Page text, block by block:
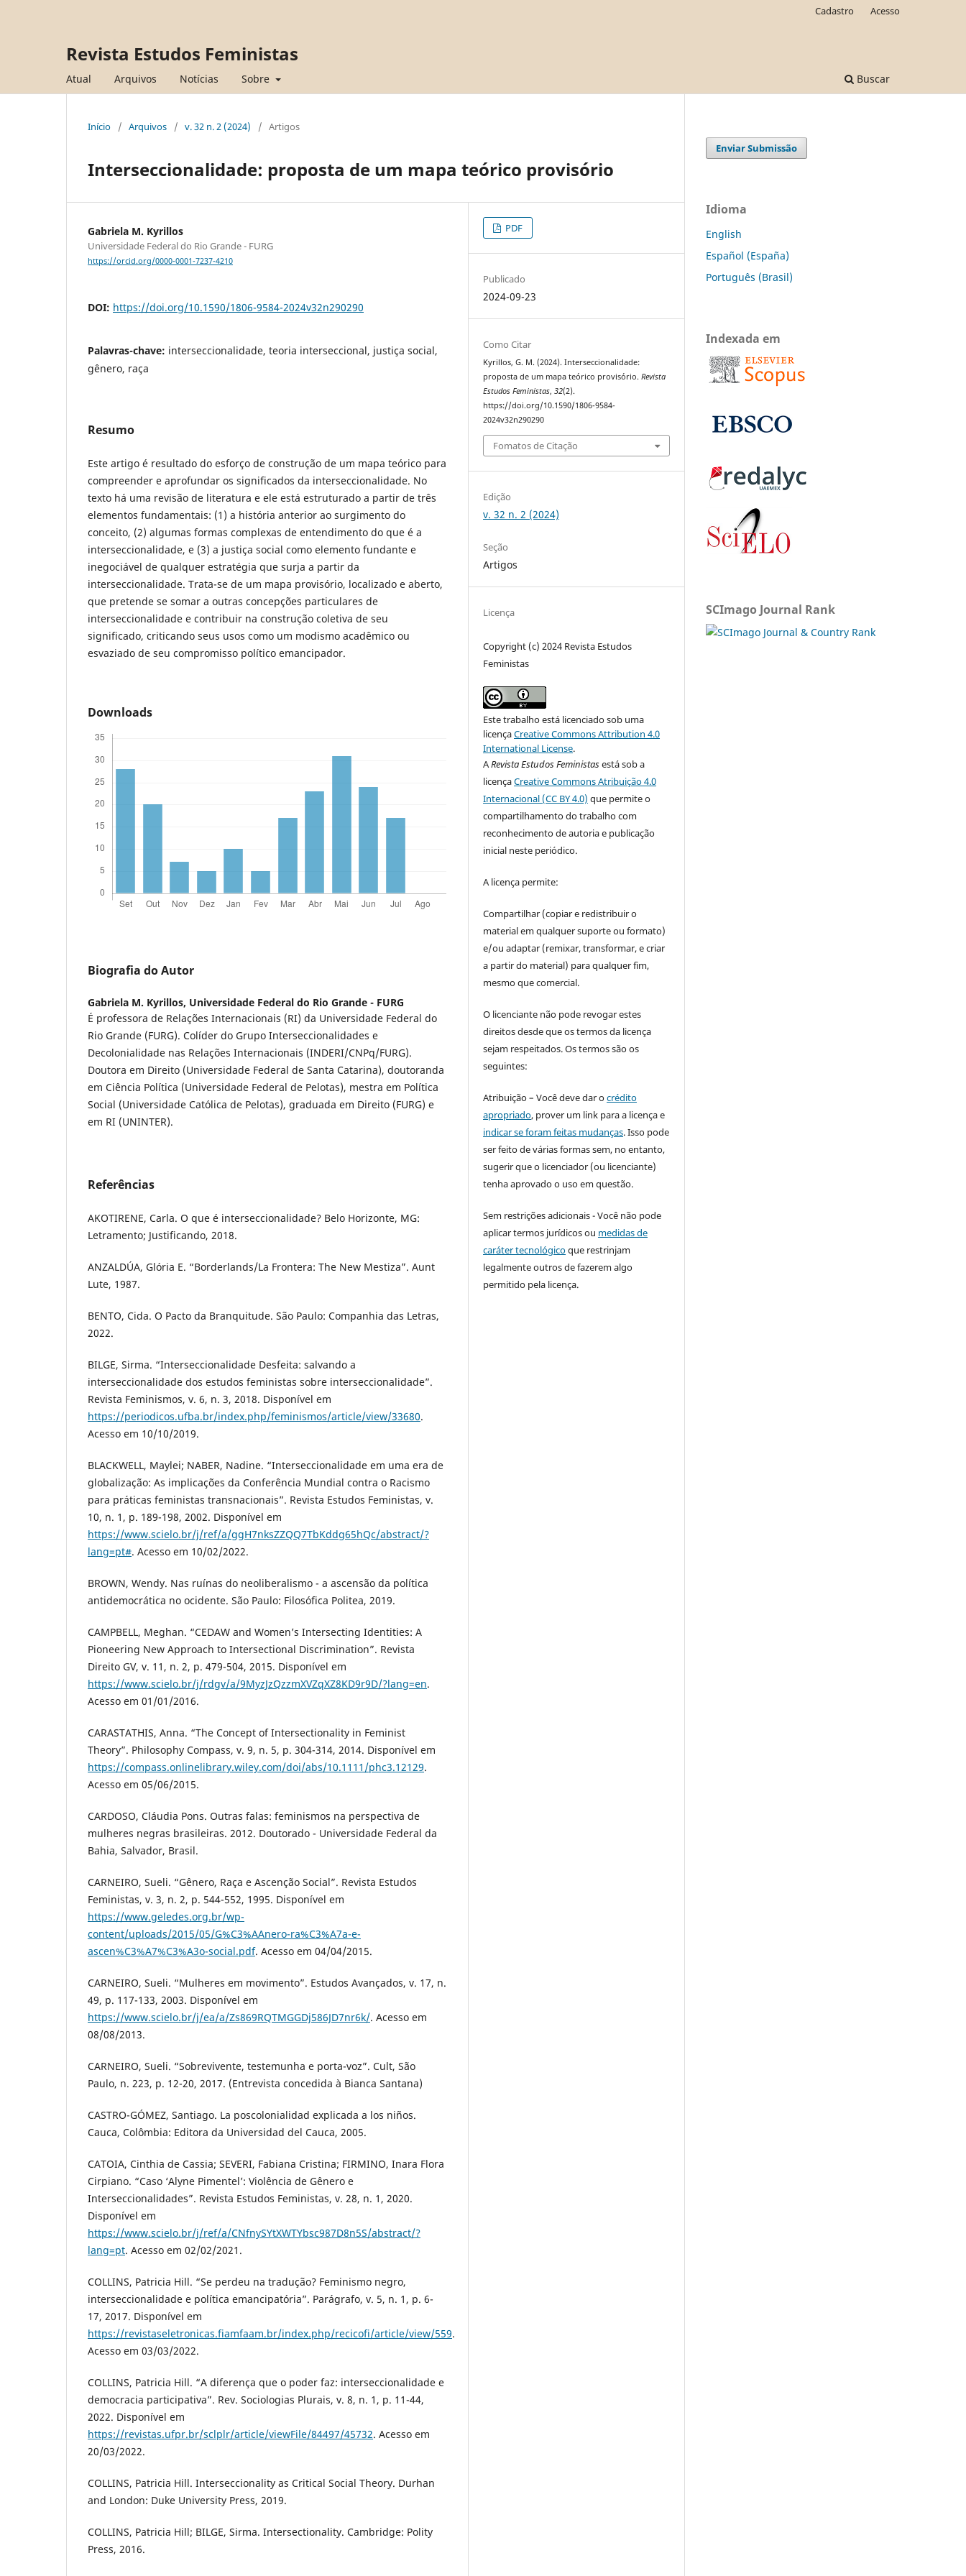
Revista Estudos Feministas
Atual Arquivos Notícias Sobre Buscar
Cadastro Acesso
Início / Arquivos / v. 32 n. 2 (2024) / Artigos
Interseccionalidade: proposta de um mapa teórico provisório
Gabriela M. Kyrillos
Universidade Federal do Rio Grande - FURG
https://orcid.org/0000-0001-7237-4210
DOI: https://doi.org/10.1590/1806-9584-2024v32n290290
Palavras-chave: interseccionalidade, teoria interseccional, justiça social,
gênero, raça
Resumo
Este artigo é resultado do esforço de construção de um mapa teórico para
compreender e aprofundar os significados da interseccionalidade. No
texto há uma revisão de literatura e ele está estruturado a partir de três
elementos fundamentais: (1) a história anterior ao surgimento do
conceito, (2) algumas formas complexas de entendimento do que é a
interseccionalidade, e (3) a justiça social como elemento fundante e
inegociável de qualquer estratégia que surja a partir da
interseccionalidade. Trata-se de um mapa provisório, localizado e aberto,
que pretende se somar a outras concepções particulares de
interseccionalidade e contribuir na construção coletiva de seu
significado, criticando seus usos como um modismo acadêmico ou
esvaziado de seu compromisso político emancipador.
Downloads
Biografia do Autor
Gabriela M. Kyrillos, Universidade Federal do Rio Grande - FURG
É professora de Relações Internacionais (RI) da Universidade Federal do
Rio Grande (FURG). Colíder do Grupo Interseccionalidades e
Decolonialidade nas Relações Internacionais (INDERI/CNPq/FURG).
Doutora em Direito (Universidade Federal de Santa Catarina), doutoranda
em Ciência Política (Universidade Federal de Pelotas), mestra em Política
Social (Universidade Católica de Pelotas), graduada em Direito (FURG) e
em RI (UNINTER).
Referências
AKOTIRENE, Carla. O que é interseccionalidade? Belo Horizonte, MG:
Letramento; Justificando, 2018.
ANZALDÚA, Glória E. “Borderlands/La Frontera: The New Mestiza”. Aunt
Lute, 1987.
BENTO, Cida. O Pacto da Branquitude. São Paulo: Companhia das Letras,
2022.
BILGE, Sirma. “Interseccionalidade Desfeita: salvando a
interseccionalidade dos estudos feministas sobre interseccionalidade”.
Revista Feminismos, v. 6, n. 3, 2018. Disponível em
https://periodicos.ufba.br/index.php/feminismos/article/view/33680.
Acesso em 10/10/2019.
BLACKWELL, Maylei; NABER, Nadine. “Interseccionalidade em uma era de
globalização: As implicações da Conferência Mundial contra o Racismo
para práticas feministas transnacionais”. Revista Estudos Feministas, v.
10, n. 1, p. 189-198, 2002. Disponível em
https://www.scielo.br/j/ref/a/ggH7nksZZQQ7TbKddg65hQc/abstract/?
lang=pt#. Acesso em 10/02/2022.
BROWN, Wendy. Nas ruínas do neoliberalismo - a ascensão da política
antidemocrática no ocidente. São Paulo: Filosófica Politea, 2019.
CAMPBELL, Meghan. “CEDAW and Women’s Intersecting Identities: A
Pioneering New Approach to Intersectional Discrimination”. Revista
Direito GV, v. 11, n. 2, p. 479-504, 2015. Disponível em
https://www.scielo.br/j/rdgv/a/9MyzJzQzzmXVZqXZ8KD9r9D/?lang=en.
Acesso em 01/01/2016.
CARASTATHIS, Anna. “The Concept of Intersectionality in Feminist
Theory”. Philosophy Compass, v. 9, n. 5, p. 304-314, 2014. Disponível em
https://compass.onlinelibrary.wiley.com/doi/abs/10.1111/phc3.12129.
Acesso em 05/06/2015.
CARDOSO, Cláudia Pons. Outras falas: feminismos na perspectiva de
mulheres negras brasileiras. 2012. Doutorado - Universidade Federal da
Bahia, Salvador, Brasil.
CARNEIRO, Sueli. “Gênero, Raça e Ascenção Social”. Revista Estudos
Feministas, v. 3, n. 2, p. 544-552, 1995. Disponível em
https://www.geledes.org.br/wp-
content/uploads/2015/05/G%C3%AAnero-ra%C3%A7a-e-
ascen%C3%A7%C3%A3o-social.pdf. Acesso em 04/04/2015.
CARNEIRO, Sueli. “Mulheres em movimento”. Estudos Avançados, v. 17, n.
49, p. 117-133, 2003. Disponível em
https://www.scielo.br/j/ea/a/Zs869RQTMGGDj586JD7nr6k/. Acesso em
08/08/2013.
CARNEIRO, Sueli. “Sobrevivente, testemunha e porta-voz”. Cult, São
Paulo, n. 223, p. 12-20, 2017. (Entrevista concedida à Bianca Santana)
CASTRO-GÓMEZ, Santiago. La poscolonialidad explicada a los niños.
Cauca, Colômbia: Editora da Universidad del Cauca, 2005.
CATOIA, Cinthia de Cassia; SEVERI, Fabiana Cristina; FIRMINO, Inara Flora
Cirpiano. “Caso ‘Alyne Pimentel’: Violência de Gênero e
Interseccionalidades”. Revista Estudos Feministas, v. 28, n. 1, 2020.
Disponível em
https://www.scielo.br/j/ref/a/CNfnySYtXWTYbsc987D8n5S/abstract/?
lang=pt. Acesso em 02/02/2021.
COLLINS, Patricia Hill. “Se perdeu na tradução? Feminismo negro,
interseccionalidade e política emancipatória”. Parágrafo, v. 5, n. 1, p. 6-
17, 2017. Disponível em
https://revistaseletronicas.fiamfaam.br/index.php/recicofi/article/view/559.
Acesso em 03/03/2022.
COLLINS, Patricia Hill. “A diferença que o poder faz: interseccionalidade e
democracia participativa”. Rev. Sociologias Plurais, v. 8, n. 1, p. 11-44,
2022. Disponível em
https://revistas.ufpr.br/sclplr/article/viewFile/84497/45732. Acesso em
20/03/2022.
COLLINS, Patricia Hill. Interseccionality as Critical Social Theory. Durhan
and London: Duke University Press, 2019.
COLLINS, Patricia Hill; BILGE, Sirma. Intersectionality. Cambridge: Polity
Press, 2016.
PDF
Publicado
2024-09-23
Como Citar
Kyrillos, G. M. (2024). Interseccionalidade:
proposta de um mapa teórico provisório.Revista
Estudos Feministas,32(2).
https://doi.org/10.1590/1806-9584-
2024v32n290290
Fomatos de Citação
Edição
v. 32 n. 2 (2024)
Seção
Artigos
Licença
Copyright (c) 2024 Revista Estudos
Feministas
Este trabalho está licenciado sob uma
licençaCreative Commons Attribution 4.0
International License.
ARevista Estudos Feministasestá sob a
licençaCreative Commons Atribuição 4.0
Internacional (CC BY 4.0) que permite o
compartilhamento do trabalho com
reconhecimento de autoria e publicação
inicial neste periódico.
A licença permite:
Compartilhar (copiar e redistribuir o
material em qualquer suporte ou formato)
e/ou adaptar (remixar, transformar, e criar
a partir do material) para qualquer fim,
mesmo que comercial.
O licenciante não pode revogar estes
direitos desde que os termos da licença
sejam respeitados. Os termos são os
seguintes:
Atribuição – Você deve dar ocrédito
apropriado, prover um link para a licença e
indicar se foram feitas mudanças. Isso pode
ser feito de várias formas sem, no entanto,
sugerir que o licenciador (ou licenciante)
tenha aprovado o uso em questão.
Sem restrições adicionais - Você não pode
aplicar termos jurídicos ou medidas de
caráter tecnológicoque restrinjam
legalmente outros de fazerem algo
permitido pela licença.
Enviar Submissão
Idioma
English
Español (España)
Português (Brasil)
Indexada em
SCImago Journal Rank